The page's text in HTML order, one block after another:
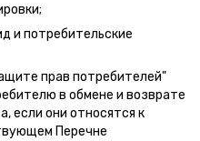
и потребительские
прав потребителей"
в обмене и возврате
если они относятся к
Перечне